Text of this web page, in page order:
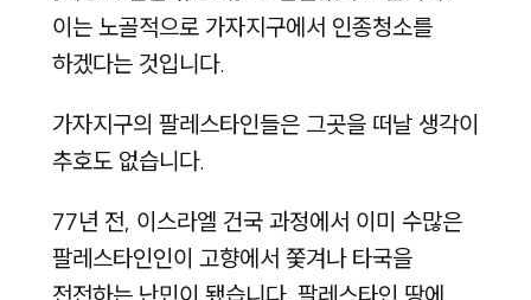
이는 노골적으로 가자지구에서 인종청소를
하겠다는 것입니다.
가자지구의 팔레스타인들은 그곳을 떠날 생각이
추호도 없습니다.
77년 전, 이스라엘 건국 과정에서 이미 수많은
팔레스타인인이 고향에서 쫓겨나 타국을